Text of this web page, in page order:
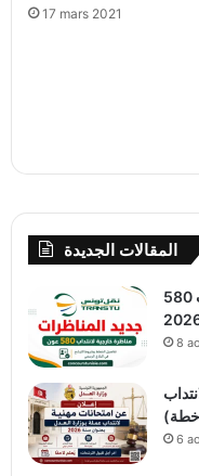
17 mars 2021
المقالات الجديدة
شركة النقل بتونس تفتح مناظرة لانتداب 580
8
6